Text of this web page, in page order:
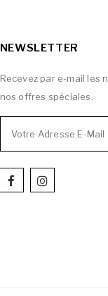
NEWSLETTER
Recevez par e-mail les
nos offres spéciales.